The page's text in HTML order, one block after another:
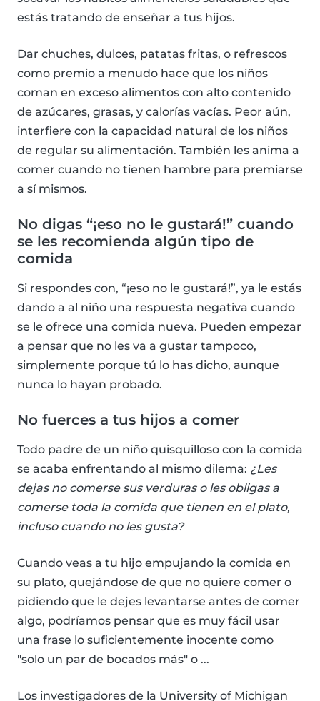
estás tratando de enseñar a tus hijos.
Dar chuches, dulces, patatas fritas, o refrescos
como premio a menudo hace que los niños
coman en exceso alimentos con alto contenido
de azúcares, grasas, y calorías vacías. Peor aún,
interfiere con la capacidad natural de los niños
de regular su alimentación. También les anima a
comer cuando no tienen hambre para premiarse
a sí mismos.
No digas “¡eso no le gustará!” cuando
se les recomienda algún tipo de
comida
Si respondes con, “¡eso no le gustará!”, ya le estás
dando a al niño una respuesta negativa cuando
se le ofrece una comida nueva. Pueden empezar
a pensar que no les va a gustar tampoco,
simplemente porque tú lo has dicho, aunque
nunca lo hayan probado.
No fuerces a tus hijos a comer
Todo padre de un niño quisquilloso con la comida
se acaba enfrentando al mismo dilema: ¿Les
dejas no comerse sus verduras o les obligas a
comerse toda la comida que tienen en el plato,
incluso cuando no les gusta?
Cuando veas a tu hijo empujando la comida en
su plato, quejándose de que no quiere comer o
pidiendo que le dejes levantarse antes de comer
algo, podríamos pensar que es muy fácil usar
una frase lo suficientemente inocente como
"solo un par de bocados más" o ...
Los investigadores de la University of Michigan